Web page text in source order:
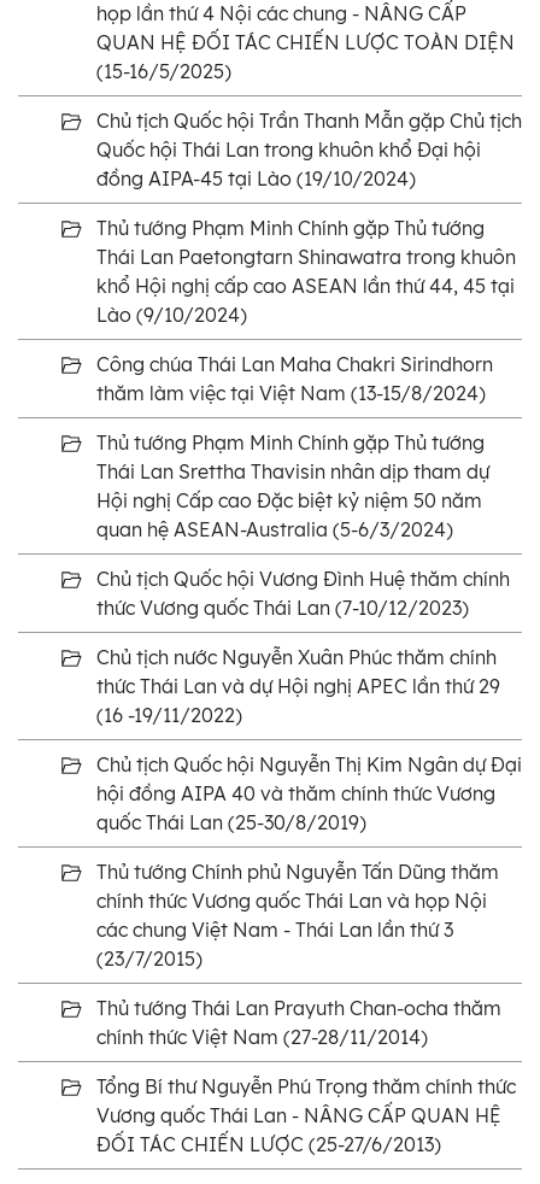
họp lần thứ 4 Nội các chung - NÂNG CẤP
QUAN HỆ ĐỐI TÁC CHIẾN LƯỢC TOÀN DIỆN
(15-16/5/2025)
Chủ tịch Quốc hội Trần Thanh Mẫn gặp Chủ tịch
Quốc hội Thái Lan trong khuôn khổ Đại hội
đồng AIPA-45 tại Lào (19/10/2024)
Thủ tướng Phạm Minh Chính gặp Thủ tướng
Thái Lan Paetongtarn Shinawatra trong khuôn
khổ Hội nghị cấp cao ASEAN lần thứ 44, 45 tại
Lào (9/10/2024)
Công chúa Thái Lan Maha Chakri Sirindhorn
thăm làm việc tại Việt Nam (13-15/8/2024)
Thủ tướng Phạm Minh Chính gặp Thủ tướng
Thái Lan Srettha Thavisin nhân dịp tham dự
Hội nghị Cấp cao Đặc biệt kỷ niệm 50 năm
quan hệ ASEAN-Australia (5-6/3/2024)
Chủ tịch Quốc hội Vương Đình Huệ thăm chính
thức Vương quốc Thái Lan (7-10/12/2023)
Chủ tịch nước Nguyễn Xuân Phúc thăm chính
thức Thái Lan và dự Hội nghị APEC lần thứ 29
(16 -19/11/2022)
Chủ tịch Quốc hội Nguyễn Thị Kim Ngân dự Đại
hội đồng AIPA 40 và thăm chính thức Vương
quốc Thái Lan (25-30/8/2019)
Thủ tướng Chính phủ Nguyễn Tấn Dũng thăm
chính thức Vương quốc Thái Lan và họp Nội
các chung Việt Nam - Thái Lan lần thứ 3
(23/7/2015)
Thủ tướng Thái Lan Prayuth Chan-ocha thăm
chính thức Việt Nam (27-28/11/2014)
Tổng Bí thư Nguyễn Phú Trọng thăm chính thức
Vương quốc Thái Lan - NÂNG CẤP QUAN HỆ
ĐỐI TÁC CHIẾN LƯỢC (25-27/6/2013)